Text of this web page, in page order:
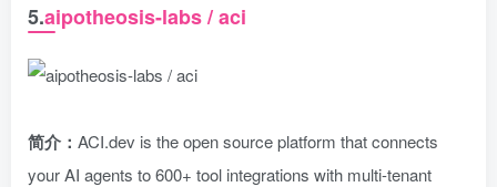
5.aipotheosis-labs / aci
简介： ACI.dev is the open source platform that connects
your AI agents to 600+ tool integrations with multi-tenant